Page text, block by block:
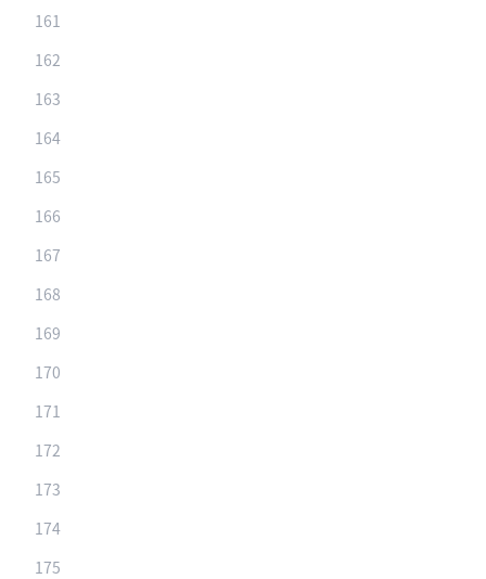
161
162
163
164
165
166
167
168
169
170
171
172
173
174
175